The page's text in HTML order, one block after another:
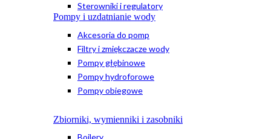
Sterowniki i regulatory
Pompy i uzdatnianie wody
Akcesoria do pomp
Filtry i zmiękczacze wody
Pompy głębinowe
Pompy hydroforowe
Pompy obiegowe
Zbiorniki, wymienniki i zasobniki
Bojlery